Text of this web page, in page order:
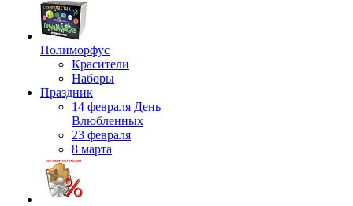
Полиморфус
Красители
Наборы
Праздник
14 февраля День
Влюбленных
23 февраля
8 марта